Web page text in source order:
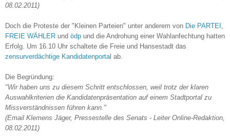
08.02.2011)
Doch die Proteste der "Kleinen Parteien" unter anderem von Die PARTEI ,
FREIE WÄHLER und ödp und die Androhung einer Wahlanfechtung hatten
Erfolg. Um 16.10 Uhr schaltete die Freie und Hansestadt das
zensurverdächtige Kandidatenportal ab.
Die Begründung:
"Wir haben uns zu diesem Schritt entschlossen, weil trotz der klaren
Auswahlkriterien die Kandidatenpräsentation auf einem Stadtportal zu
Missverständnissen führen kann."
(Email Klemens Jäger, Pressestelle des Senats - Leiter Online-Redaktion,
08.02.2011)